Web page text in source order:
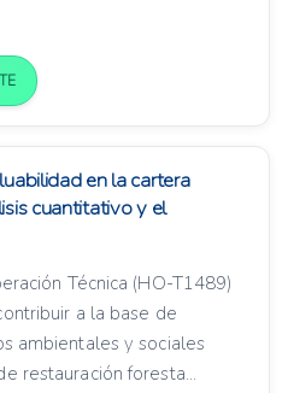
en la cartera
cuantitativo y el
Técnica (HO-T1489)
a la base de
ambientales y sociales
restauración foresta...